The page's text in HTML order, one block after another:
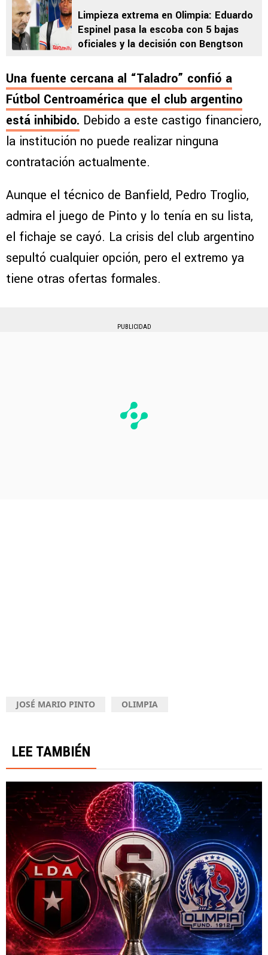
Limpieza extrema en Olimpia: Eduardo
Espinel pasa la escoba con 5 bajas
oficiales y la decisión con Bengtson
Una fuente cercana al “Taladro” confió a
Fútbol Centroamérica que el club argentino
está inhibido. Debido a este castigo financiero,
la institución no puede realizar ninguna
contratación actualmente.
Aunque el técnico de Banfield, Pedro Troglio,
admira el juego de Pinto y lo tenía en su lista,
el fichaje se cayó. La crisis del club argentino
sepultó cualquier opción, pero el extremo ya
tiene otras ofertas formales.
PUBLICIDAD
JOSÉ MARIO PINTO OLIMPIA
LEE TAMBIÉN